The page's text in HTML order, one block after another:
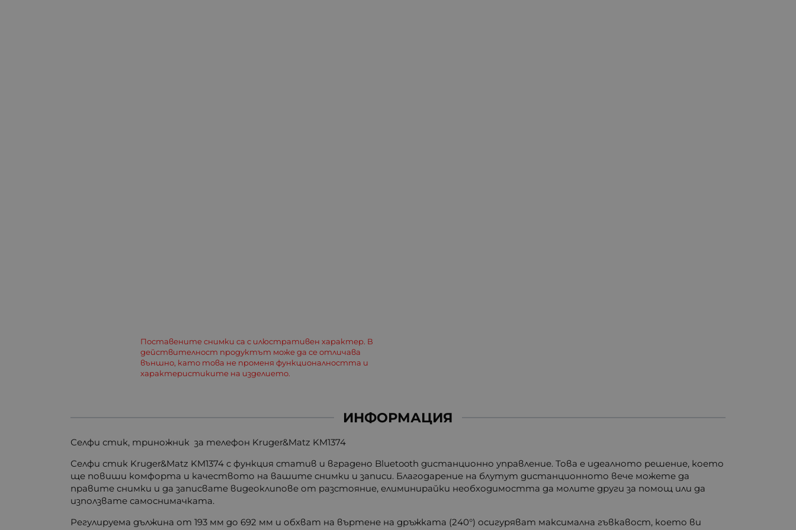
Поставените снимки са с илюстративен характер. В
действителност продуктът може да се отличава
външно, като това не променя функционалността и
характеристиките на изделието.
ИНФОРМАЦИЯ
Селфи стик, триножник за телефон Kruger&Matz KM1374
Селфи стик Kruger&Matz KM1374 с функция статив и вградено Bluetooth дистанционно управление. Това е идеалното решение, което
ще повиши комфорта и качеството на вашите снимки и записи. Благодарение на блутут дистанционното вече можете да
правите снимки и да записвате видеоклипове от разстояние, елиминирайки необходимостта да молите други за помощ или да
използвате самоснимачката.
Регулируема дължина от 193 мм до 692 мм и обхват на въртене на дръжката (240°) осигуряват максимална гъвкавост, което ви